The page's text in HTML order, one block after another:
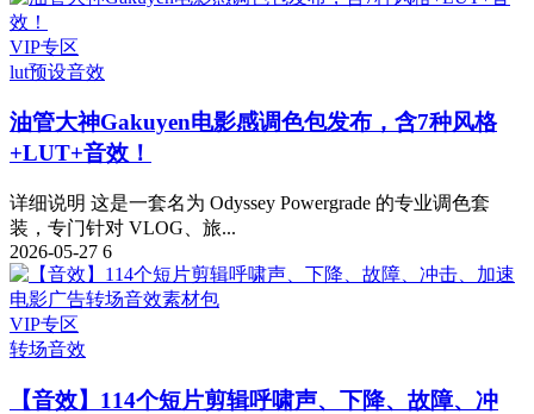
VIP专区
lut预设音效
油管大神Gakuyen电影感调色包发布，含7种风格
+LUT+音效！
详细说明 这是一套名为 Odyssey Powergrade 的专业调色套
装，专门针对 VLOG、旅...
2026-05-27 6
VIP专区
转场音效
【音效】114个短片剪辑呼啸声、下降、故障、冲